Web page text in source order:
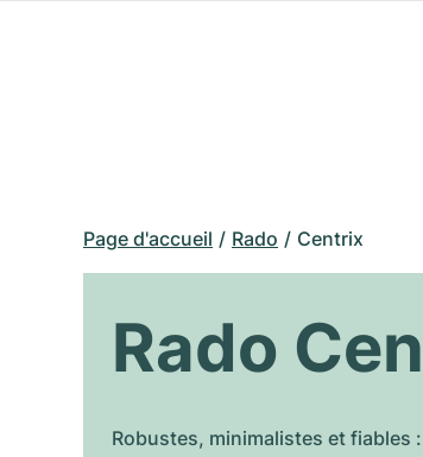
Page d'accueil Rado Centrix
Rado
Robustes, minimalistes et fiables